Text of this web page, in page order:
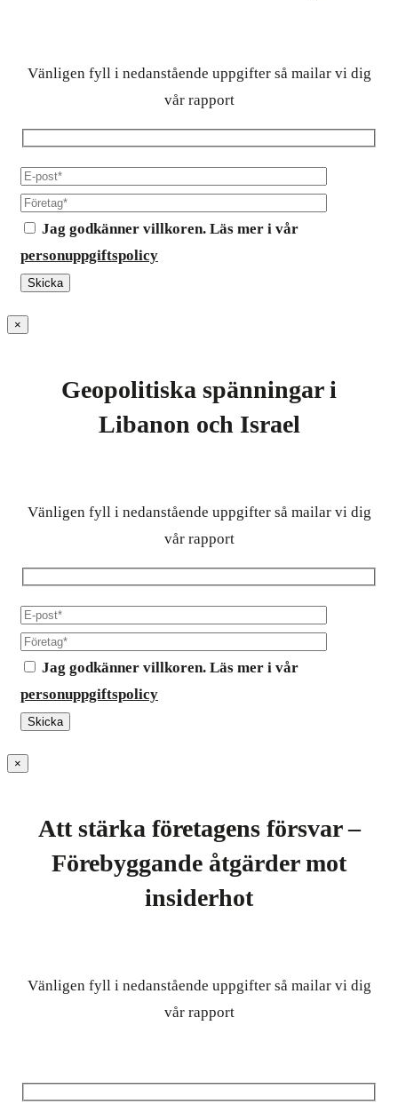
Vänligen fyll i nedanstående uppgifter så mailar vi dig
vår rapport
Jag godkänner villkoren. Läs mer i vår
personuppgiftspolicy
×
Geopolitiska spänningar i
Libanon och Israel
Vänligen fyll i nedanstående uppgifter så mailar vi dig
vår rapport
Jag godkänner villkoren. Läs mer i vår
personuppgiftspolicy
×
Att stärka företagens försvar –
Förebyggande åtgärder mot
insiderhot
Vänligen fyll i nedanstående uppgifter så mailar vi dig
vår rapport